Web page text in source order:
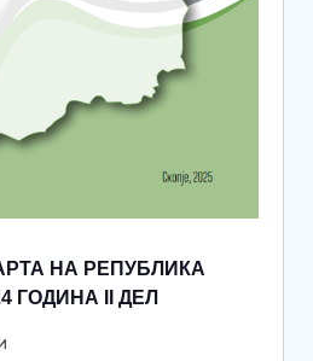
НА РЕПУБЛИКА
ГОДИНА II ДЕЛ